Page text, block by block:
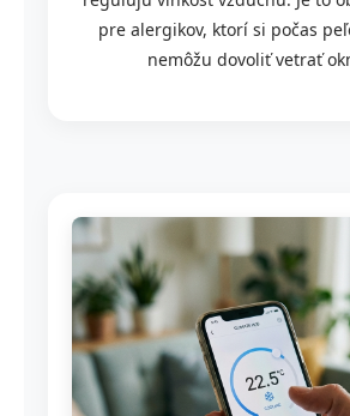
pre alergikov, ktorí si počas
nemôžu dovoliť vetrať